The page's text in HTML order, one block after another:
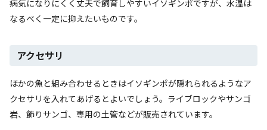
病気になりにくく丈夫で飼育しやすいイソギンポですが、水温は
なるべく一定に抑えたいものです。
アクセサリ
ほかの魚と組み合わせるときはイソギンポが隠れられるようなア
クセサリを入れてあげるとよいでしょう。ライブロックやサンゴ
岩、飾りサンゴ、専用の土管などが販売されています。